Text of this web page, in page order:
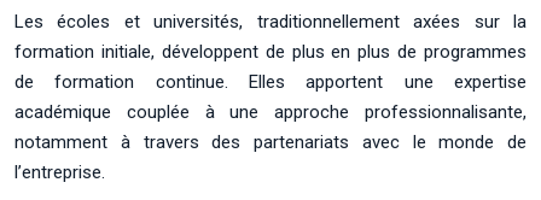
Les écoles et universités, traditionnellement axées sur la
formation initiale, développent de plus en plus de programmes
de formation continue. Elles apportent une expertise
académique couplée à une approche professionnalisante,
notamment à travers des partenariats avec le monde de
l’entreprise.